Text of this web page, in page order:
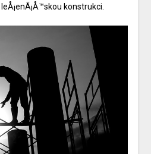
konstrukci.